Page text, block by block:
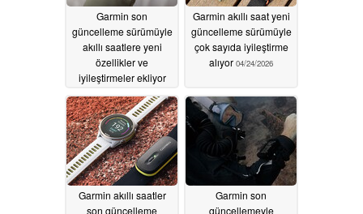
Garmin son
güncelleme sürümüyle
akıllı saatlere yeni
özellikler ve
iyileştirmeler ekliyor
04/25/2026
Garmin akıllı saat yeni
güncelleme sürümüyle
çok sayıda iyileştirme
alıyor 04/24/2026
Garmin akıllı saatler
son güncelleme
Garmin son
güncellemeyle